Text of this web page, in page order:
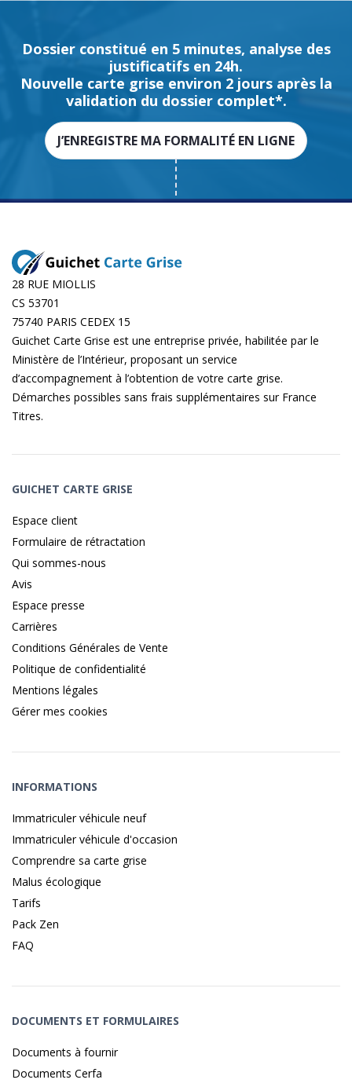
Dossier constitué en 5 minutes, analyse des
justificatifs en 24h.
Nouvelle carte grise environ 2 jours après la
validation du dossier complet*.
J’ENREGISTRE MA FORMALITÉ EN LIGNE
28 RUE MIOLLIS
CS 53701
75740 PARIS CEDEX 15
Guichet Carte Grise est une entreprise privée, habilitée par le
Ministère de l’Intérieur, proposant un service
d’accompagnement à l’obtention de votre carte grise.
Démarches possibles sans frais supplémentaires sur France
Titres.
GUICHET CARTE GRISE
Espace client
Formulaire de rétractation
Qui sommes-nous
Avis
Espace presse
Carrières
Conditions Générales de Vente
Politique de confidentialité
Mentions légales
Gérer mes cookies
INFORMATIONS
Immatriculer véhicule neuf
Immatriculer véhicule d'occasion
Comprendre sa carte grise
Malus écologique
Tarifs
Pack Zen
FAQ
DOCUMENTS ET FORMULAIRES
Documents à fournir
Documents Cerfa